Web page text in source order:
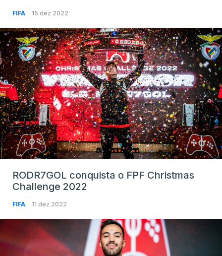
FIFA 15 dez 2022
RODR7GOL conquista o FPF Christmas
Challenge 2022
FIFA 11 dez 2022